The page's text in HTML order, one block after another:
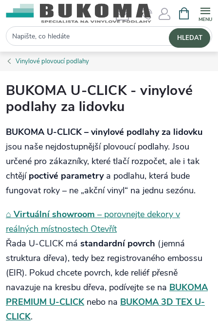
Hledat HLEDAT
Vinylové plovoucí podlahy
BUKOMA U-CLICK - vinylové
podlahy za lidovku
BUKOMA U-CLICK – vinylové podlahy za lidovku
jsou naše nejdostupnější plovoucí podlahy. Jsou
určené pro zákazníky, které tlačí rozpočet, ale i tak
chtějí poctivé parametrya podlahu, která bude
fungovat roky – ne „akční vinyl“ na jednu sezónu.
⌂ Virtuální showroom – porovnejte dekory v
reálných místnostech Otevřít
Řada U-CLICK má standardní povrch (jemná
struktura dřeva), tedy bez registrovaného embossu
(EIR). Pokud chcete povrch, kde reliéf přesně
navazuje na kresbu dřeva, podívejte se na BUKOMA
PREMIUM U-CLICK nebo na BUKOMA 3D TEX U-
CLICK.